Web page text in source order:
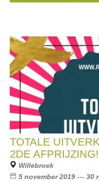
TOTALE
2DE AFPRIJZING!
Willebroek
5 november 2019 --- 30